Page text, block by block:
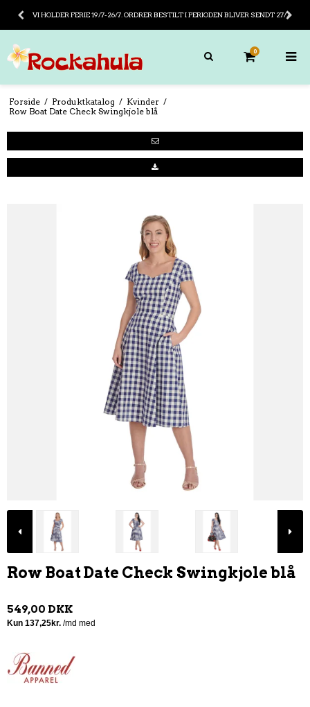
VI HOLDER FERIE 19/7-26/7. ORDRER BESTILT I PERIODEN BLIVER SENDT 27/7
0
Forside / Produktkatalog / Kvinder /
Row Boat Date Check Swingkjole blå
Row Boat Date Check Swingkjole blå
549,00 DKK